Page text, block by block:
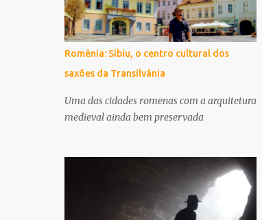
Romênia: Sibiu, o centro cultural dos
saxões da Transilvânia
Uma das cidades romenas com a arquitetura
medieval ainda bem preservada